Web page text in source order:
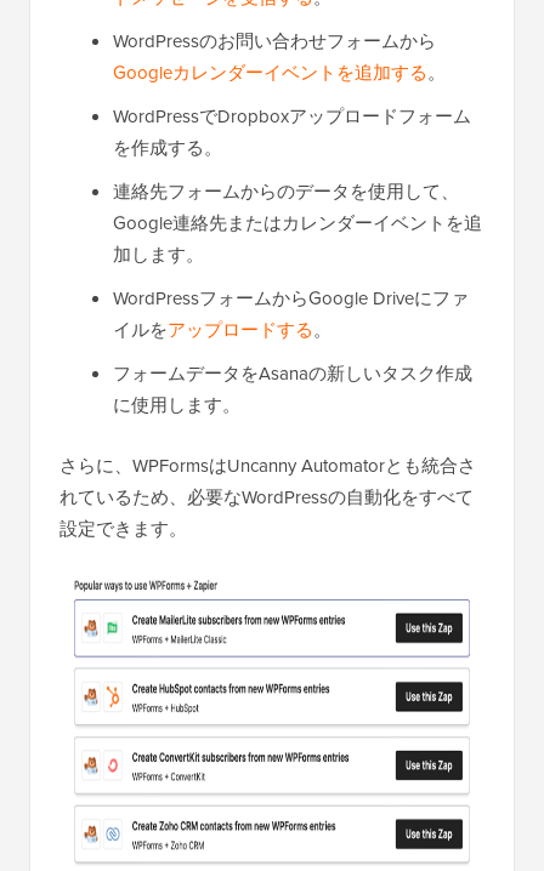
WordPressのお問い合わせフォームから
Googleカレンダーイベントを追加する。
WordPressでDropboxアップロードフォーム
を作成する。
連絡先フォームからのデータを使用して、
Google連絡先またはカレンダーイベントを追
加します。
WordPressフォームからGoogle Driveにファ
イルをアップロードする。
フォームデータをAsanaの新しいタスク作成
に使用します。
さらに、WPFormsはUncanny Automatorとも統合さ
れているため、必要なWordPressの自動化をすべて
設定できます。